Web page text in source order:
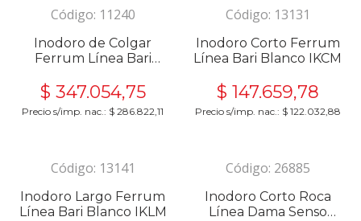
Código: 11240
Inodoro de Colgar
Ferrum Línea Bari
$ 347.054,75
Precio s/imp. nac.: $286.822,11
Código: 13131
Inodoro Corto Ferrum
Línea Bari Blanco IKCM
$ 147.659,78
Precio s/imp. nac.: $ 122.032,88
Código: 13141
Inodoro Largo Ferrum
Línea Bari Blanco IKLM
Código: 26885
Inodoro Corto Roca
Línea Dama Senso